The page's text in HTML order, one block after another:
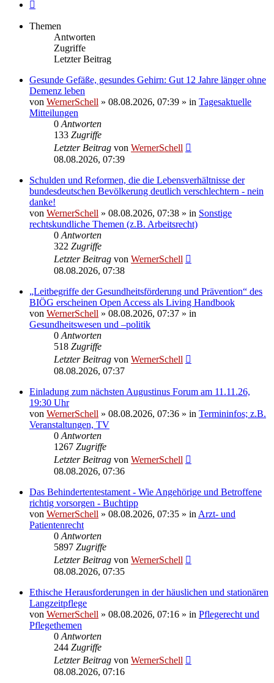
Themen
Antworten
Zugriffe
Letzter Beitrag
Gesunde Gefäße, gesundes Gehirn: Gut 12 Jahre länger ohne
Demenz leben
von WernerSchell » 08.08.2026, 07:39 » in Tagesaktuelle
Mitteilungen
0 Antworten
133 Zugriffe
Letzter Beitrag von WernerSchell
08.08.2026, 07:39
Schulden und Reformen, die die Lebensverhältnisse der
bundesdeutschen Bevölkerung deutlich verschlechtern - nein
danke!
von WernerSchell » 08.08.2026, 07:38 » in Sonstige
rechtskundliche Themen (z.B. Arbeitsrecht)
0 Antworten
322 Zugriffe
Letzter Beitrag von WernerSchell
08.08.2026, 07:38
„Leitbegriffe der Gesundheitsförderung und Prävention“ des
BIÖG erscheinen Open Access als Living Handbook
von WernerSchell » 08.08.2026, 07:37 » in
Gesundheitswesen und –politik
0 Antworten
518 Zugriffe
Letzter Beitrag von WernerSchell
08.08.2026, 07:37
Einladung zum nächsten Augustinus Forum am 11.11.26,
19:30 Uhr
von WernerSchell » 08.08.2026, 07:36 » in Termininfos; z.B.
Veranstaltungen, TV
0 Antworten
1267 Zugriffe
Letzter Beitrag von WernerSchell
08.08.2026, 07:36
Das Behindertentestament - Wie Angehörige und Betroffene
richtig vorsorgen - Buchtipp
von WernerSchell » 08.08.2026, 07:35 » in Arzt- und
Patientenrecht
0 Antworten
5897 Zugriffe
Letzter Beitrag von WernerSchell
08.08.2026, 07:35
Ethische Herausforderungen in der häuslichen und stationären
Langzeitpflege
von WernerSchell » 08.08.2026, 07:16 » in Pflegerecht und
Pflegethemen
0 Antworten
244 Zugriffe
Letzter Beitrag von WernerSchell
08.08.2026, 07:16